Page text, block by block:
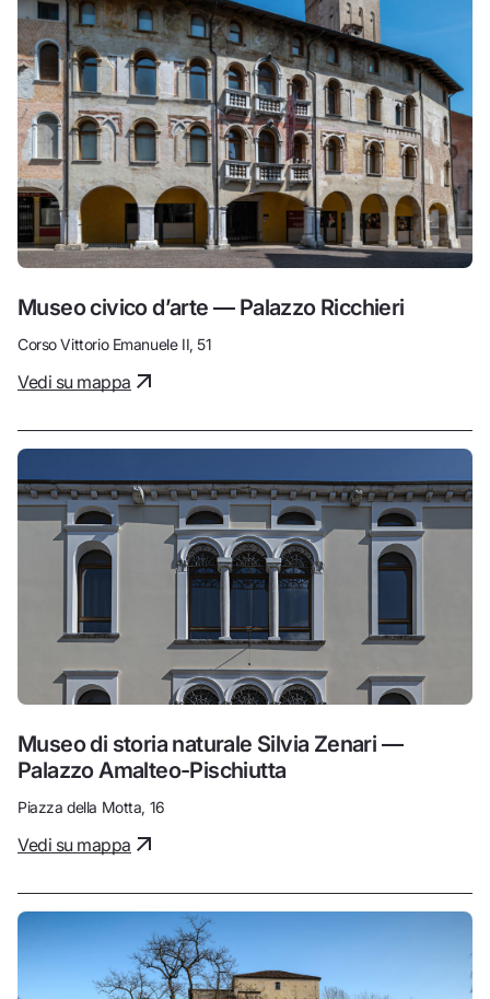
Museo civico d’arte — Palazzo Ricchieri
Corso Vittorio Emanuele II, 51
Vedi su mappa
Museo di storia naturale Silvia Zenari —
Palazzo Amalteo-Pischiutta
Piazza della Motta, 16
Vedi su mappa